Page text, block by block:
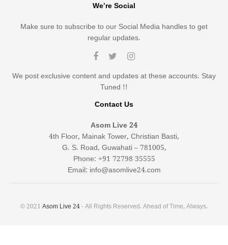
We’re Social
Make sure to subscribe to our Social Media handles to get
regular updates.
We post exclusive content and updates at these accounts. Stay
Tuned !!
Contact Us
Asom Live 24
4th Floor, Mainak Tower, Christian Basti,
G. S. Road, Guwahati – 781005,
Phone: +91 72798 35555
Email: info@asomlive24.com
© 2021 Asom Live 24- All Rights Reserved. Ahead of Time, Always.